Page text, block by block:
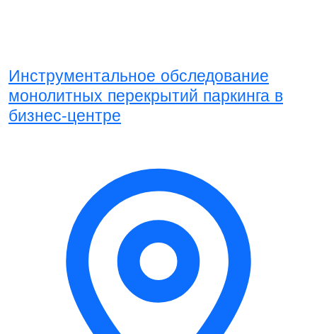
Инструментальное обследование
монолитных перекрытий паркинга в
бизнес-центре